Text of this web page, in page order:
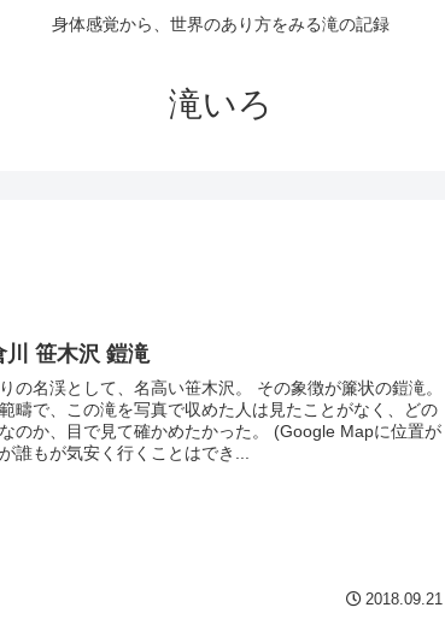
身体感覚から、世界のあり方をみる滝の記録
滝いろ
川 笹木沢 鎧滝
の名渓として、名高い笹木沢。 その象徴が簾状の鎧滝。
疇で、この滝を写真で収めた人は見たことがなく、どの
のか、目で見て確かめたかった。 (Google Mapに位置が
誰もが気安く行くことはでき...
2018.09.21